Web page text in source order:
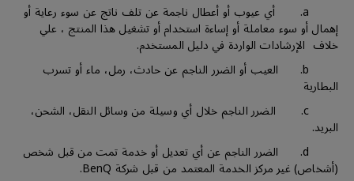
a. أي عيوب أو أعطال ناجمة عن تلف ناتج عن سوء رعاية أو
إهمال أو سوء معاملة أو إساءة استخدام أو تشغيل هذا المنتج ، علي
خلاف الإرشادات الواردة في دليل المستخدم.
b. العيب أو الضرر الناجم عن حادث، رمل، ماء أو تسرب
البطارية
c. الضرر الناجم خلال أي وسيلة من وسائل النقل، الشحن،
البريد.
d. الضرر الناجم عن أي تعديل أو خدمة تمت من قبل شخص
(أشخاص) غير مركز الخدمة المعتمد من قبل شركة BenQ.